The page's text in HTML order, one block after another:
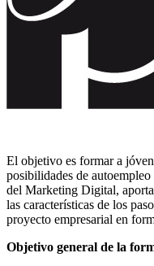
El objetivo es formar a
posibilidades de
del Marketing Digital,
las características de los
proyecto empresarial en
Objetivo general de la